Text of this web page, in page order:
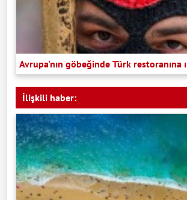
Avrupa'nın göbeğinde Türk restoranına
İlişkili haber: